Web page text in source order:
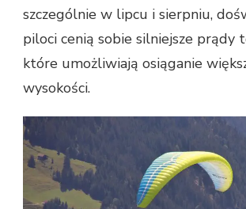
szczególnie w lipcu i sierpniu,
piloci cenią sobie silniejsze prądy
które umożliwiają osiąganie
wysokości.